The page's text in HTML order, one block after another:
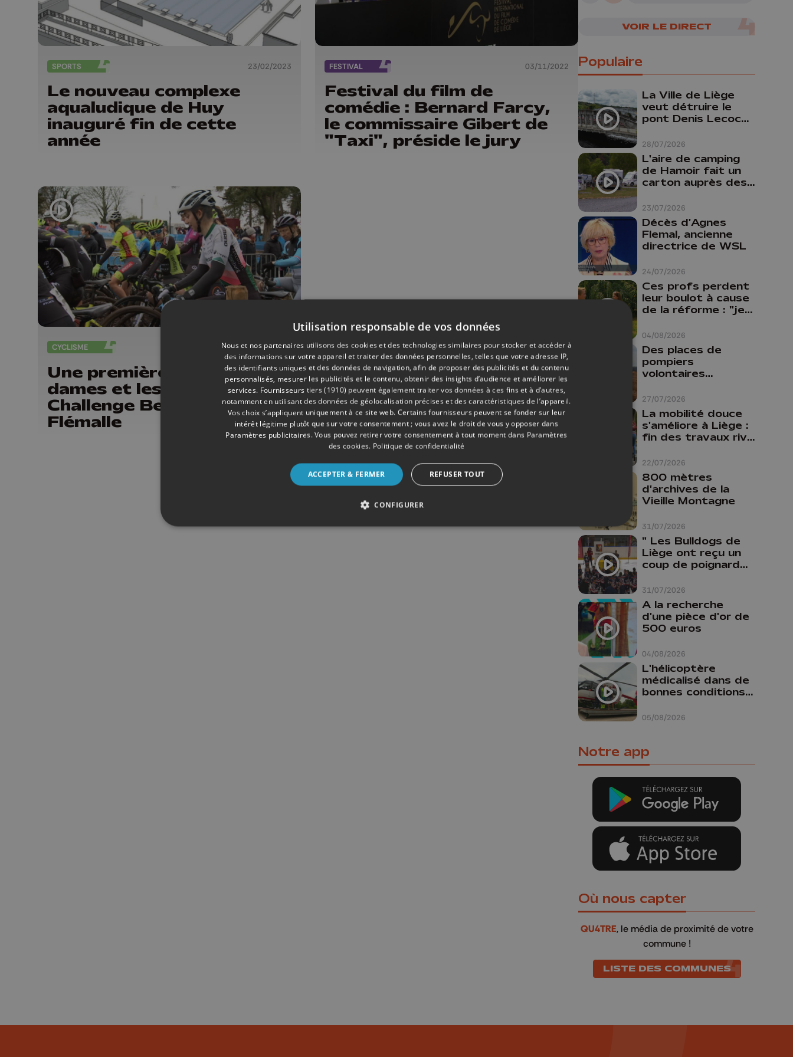
SPORTS 23/02/2023
Le nouveau complexe
aqualudique de Huy
inauguré fin de cette
année
FESTIVAL 03/11/2022
Festival du film de
comédie : Bernard Farcy,
le commissaire Gibert de
"Taxi", préside le jury
CYCLISME 05/12/2021
Une première pour les
dames et les élites au
Challenge Bensberg à
Flémalle
VOIR LE DIRECT
Populaire
28/07/2026
La Ville de Liège
veut détruire le
pont Denis Lecocq
budget pour le
faire
23/07/2026
L'aire de camping
de Hamoir fait un
carton auprès des
24/07/2026
Décès d'Agnes
Flemal, ancienne
directrice de WSL
04/08/2026
Ces profs perdent
leur boulot à cause
de la réforme : "je
comme prof que
comme
pharmacienne"
27/07/2026
Des places de
pompiers
volontaires
province de Liège :
"Un citoyen qui
n'est formé ne
peut pas nous
aider"
22/07/2026
La mobilité douce
s'améliore à Liège :
fin des travaux rive
cyclo-piétonnes
Avroy et
Guillemins...
31/07/2026
800 mètres
d'archives de la
Vieille Montagne
31/07/2026
" Les Bulldogs de
Liège ont reçu un
coup de poignard
04/08/2026
A la recherche
d'une pièce d'or de
500 euros
05/08/2026
L'hélicoptère
médicalisé dans de
bonnes conditions à
Notre app
Où nous capter
QU4TRE, le média de proximité de votre
commune !
LISTE DES COMMUNES
Utilisation responsable de vos données
Nous et nos partenaires utilisons des cookies et des technologies similaires pour stocker et accéder à
des informations sur votre appareil et traiter des données personnelles, telles que votre adresse IP,
des identifiants uniques et des données de navigation, afin de proposer des publicités et du contenu
personnalisés, mesurer les publicités et le contenu, obtenir des insights d’audience et améliorer les
services. Fournisseurs tiers (1910) peuvent également traiter vos données à ces fins et à d’autres,
notamment en utilisant des données de géolocalisation précises et des caractéristiques de l’appareil.
Vos choix s’appliquent uniquement à ce site web. Certains fournisseurs peuvent se fonder sur leur
intérêt légitime plutôt que sur votre consentement ; vous avez le droit de vous y opposer dans
Paramètres publicitaires. Vous pouvez retirer votre consentement à tout moment dans Paramètres
des cookies. Politique de confidentialité
ACCEPTER & FERMER REFUSER TOUT
CONFIGURER